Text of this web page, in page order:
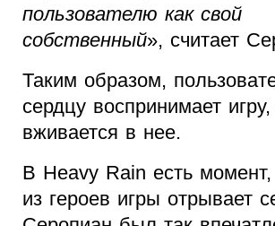
пользователю как свой
собственный», считает
Таким образом,
сердцу воспринимает
вживается в нее.
В Heavy Rain есть момент,
из героев игры отрывает